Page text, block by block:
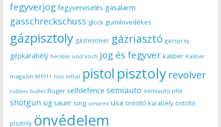
fegyverjog fegyverviselés gasalarm
gasschreckschuss glock gumilövedékes
gázpisztoly gázrevolver gázriasztó gázspray
gépkarabély heckler und koch jog és fegyver kaliber Kaliber
magazin M1911 non lethal pistol pisztoly revolver
rubber bullet Ruger selfdefence semiauto semiauto rifle
shotgun sig sauer smg umarex usa öntöltő karabély öntöltő
pisztoly önvédelem